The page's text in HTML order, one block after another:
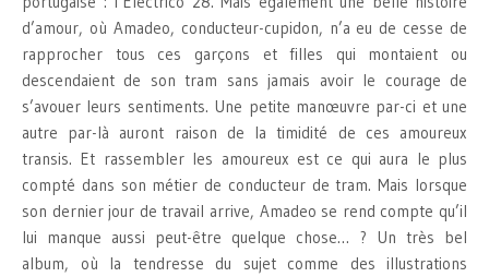
d’amour, où Amadeo, conducteur-cupidon, n’a eu de cesse de
rapprocher tous ces garçons et filles qui montaient ou
descendaient de son tram sans jamais avoir le courage de
s’avouer leurs sentiments. Une petite manœuvre par-ci et une
autre par-là auront raison de la timidité de ces amoureux
transis. Et rassembler les amoureux est ce qui aura le plus
compté dans son métier de conducteur de tram. Mais lorsque
son dernier jour de travail arrive, Amadeo se rend compte qu’il
lui manque aussi peut-être quelque chose… ? Un très bel
album, où la tendresse du sujet comme des illustrations